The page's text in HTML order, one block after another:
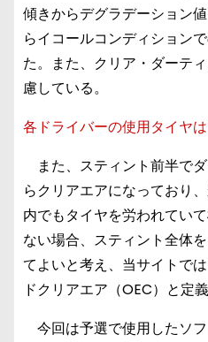
傾きからデグラデーション
らイコールコンディション
た。また、クリア・ダーテ
慮している。
各ドライバーの使用タイヤ
また、スティント前半で
らクリアエアになっており
内でもタイヤを労われてい
ない場合、スティント全体
てよいと考え、当サイトで
ドクリアエア（OEC）と定
今回は予選で使用したソ